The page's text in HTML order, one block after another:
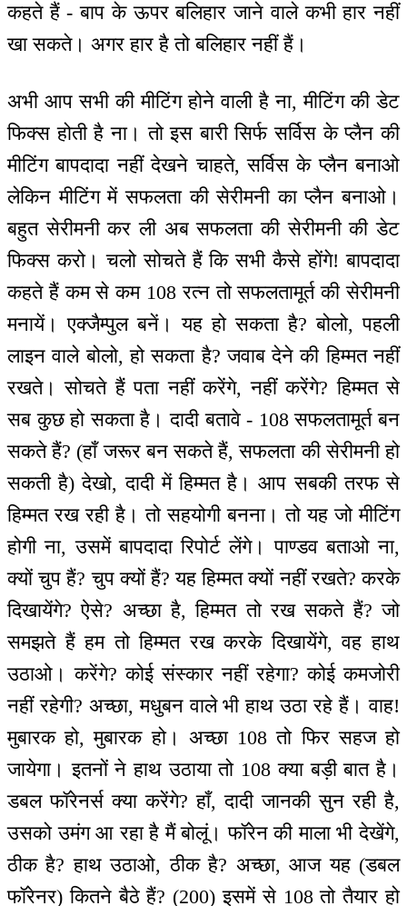
कहते हैं - बाप के ऊपर बलिहार जाने वाले कभी हार नहीं
खा सकते। अगर हार है तो बलिहार नहीं हैं।
अभी आप सभी की मीटिंग होने वाली है ना, मीटिंग की डेट
फिक्स होती है ना। तो इस बारी सिर्फ सर्विस के प्लैन की
मीटिंग बापदादा नहीं देखने चाहते, सर्विस के प्लैन बनाओ
लेकिन मीटिंग में सफलता की सेरीमनी का प्लैन बनाओ।
बहुत सेरीमनी कर ली अब सफलता की सेरीमनी की डेट
फिक्स करो। चलो सोचते हैं कि सभी कैसे होंगे! बापदादा
कहते हैं कम से कम 108 रत्न तो सफलतामूर्त की सेरीमनी
मनायें। एक्जैम्पुल बनें। यह हो सकता है? बोलो, पहली
लाइन वाले बोलो, हो सकता है? जवाब देने की हिम्मत नहीं
रखते। सोचते हैं पता नहीं करेंगे, नहीं करेंगे? हिम्मत से
सब कुछ हो सकता है। दादी बतावे - 108 सफलतामूर्त बन
सकते हैं? (हाँ जरूर बन सकते हैं, सफलता की सेरीमनी हो
सकती है) देखो, दादी में हिम्मत है। आप सबकी तरफ से
हिम्मत रख रही है। तो सहयोगी बनना। तो यह जो मीटिंग
होगी ना, उसमें बापदादा रिपोर्ट लेंगे। पाण्डव बताओ ना,
क्यों चुप हैं? चुप क्यों हैं? यह हिम्मत क्यों नहीं रखते? करके
दिखायेंगे? ऐसे? अच्छा है, हिम्मत तो रख सकते हैं? जो
समझते हैं हम तो हिम्मत रख करके दिखायेंगे, वह हाथ
उठाओ। करेंगे? कोई संस्कार नहीं रहेगा? कोई कमजोरी
नहीं रहेगी? अच्छा, मधुबन वाले भी हाथ उठा रहे हैं। वाह!
मुबारक हो, मुबारक हो। अच्छा 108 तो फिर सहज हो
जायेगा। इतनों ने हाथ उठाया तो 108 क्या बड़ी बात है।
डबल फॉरेनर्स क्या करेंगे? हाँ, दादी जानकी सुन रही है,
उसको उमंग आ रहा है मैं बोलूं। फॉरेन की माला भी देखेंगे,
ठीक है? हाथ उठाओ, ठीक है? अच्छा, आज यह (डबल
फॉरेनर) कितने बैठे हैं? (200) इसमें से 108 तो तैयार हो